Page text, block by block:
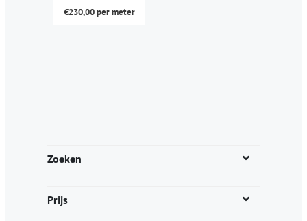
Zoeken
Prijs
€230,00per meter
kan
op